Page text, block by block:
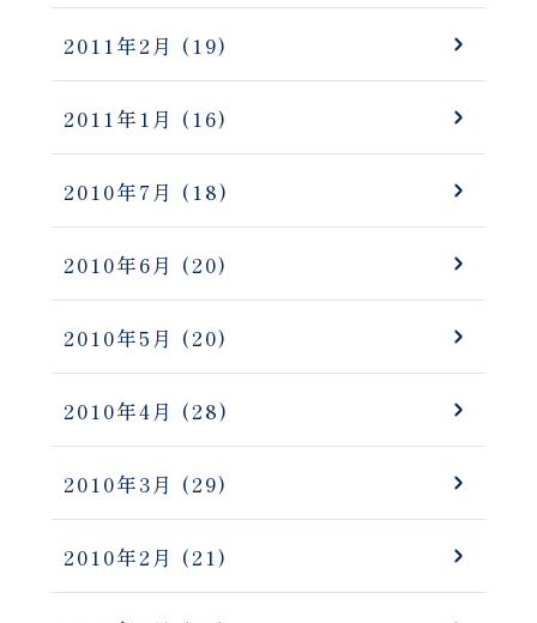
2011年2月 (19)
2011年1月 (16)
2010年7月 (18)
2010年6月 (20)
2010年5月 (20)
2010年4月 (28)
2010年3月 (29)
2010年2月 (21)